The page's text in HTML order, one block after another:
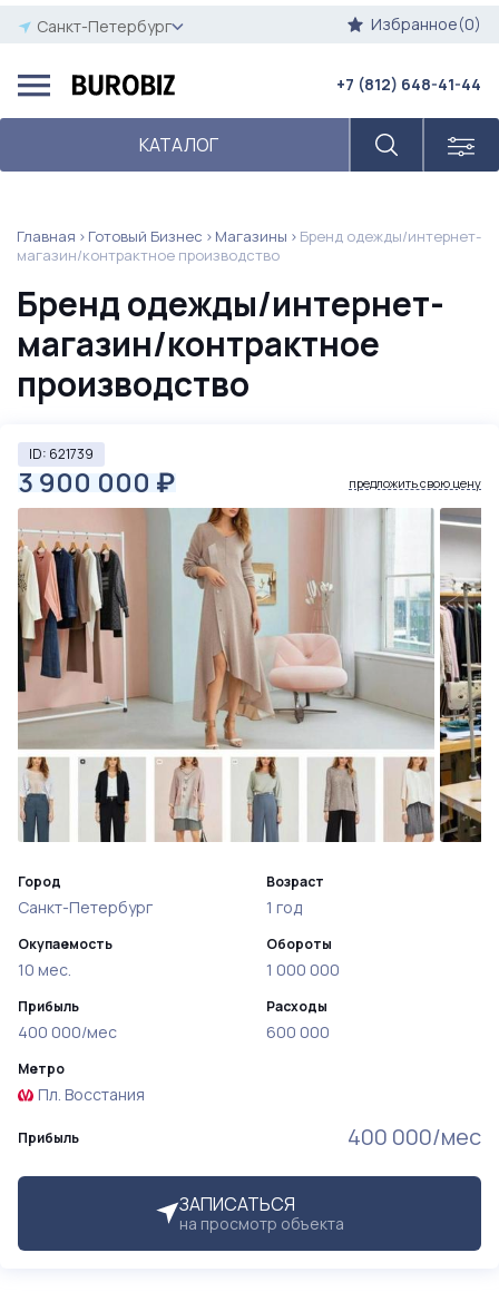
Санкт-Петербург Избранное(0)
КАТАЛОГ
+7 (812) 648-41-44
Главная Готовый Бизнес Магазины
Бренд одежды/интернет-
магазин/контрактное производство
Бренд одежды/интернет-
магазин/контрактное
производство
ID: 621739
3 900 000 ₽ предложить свою цену
Прибыль 400 000/мес
ЗАПИСАТЬСЯ
на просмотр объекта
Город
Санкт-Петербург
Окупаемость
10 мес.
Прибыль
400 000/мес
Возраст
1 год
Обороты
1 000 000
Расходы
600 000
Метро
Пл. Восстания